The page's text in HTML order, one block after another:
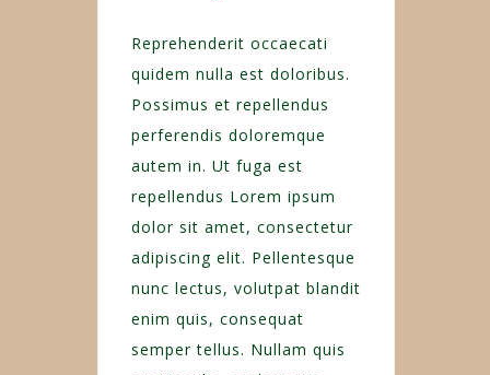
Reprehenderit occaecati
quidem nulla est doloribus.
Possimus et repellendus
perferendis doloremque
autem in. Ut fuga est
repellendus Lorem ipsum
dolor sit amet, consectetur
adipiscing elit. Pellentesque
nunc lectus, volutpat blandit
enim quis, consequat
semper tellus. Nullam quis